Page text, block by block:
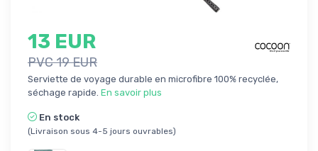
13 EUR
PVC 19 EUR
Serviette de voyage durable en microfibre 100% recyclée,
séchage rapide. En savoir plus
En stock
(Livraison sous 4-5 jours ouvrables)